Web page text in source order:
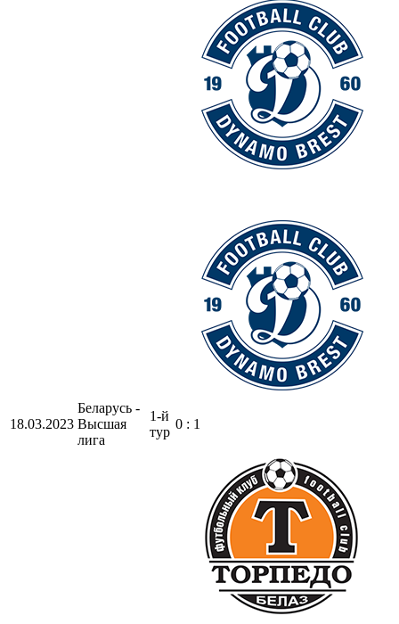
18.03.2023
Беларусь -
Высшая
лига
1-й
тур
0 : 1